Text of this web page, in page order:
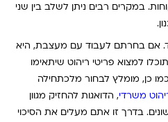
במקרים רבים ניתן לשלב בין שני
אם בחרתם לעבוד עם מעצבת, היא
למצוא פריטי ריהוט שיתאימו
כן, מומלץ לבחור מלכתחילה
משרדי, הדואגות להחזיק מגוון
בדרך זו אתם מעלים את הסיכוי